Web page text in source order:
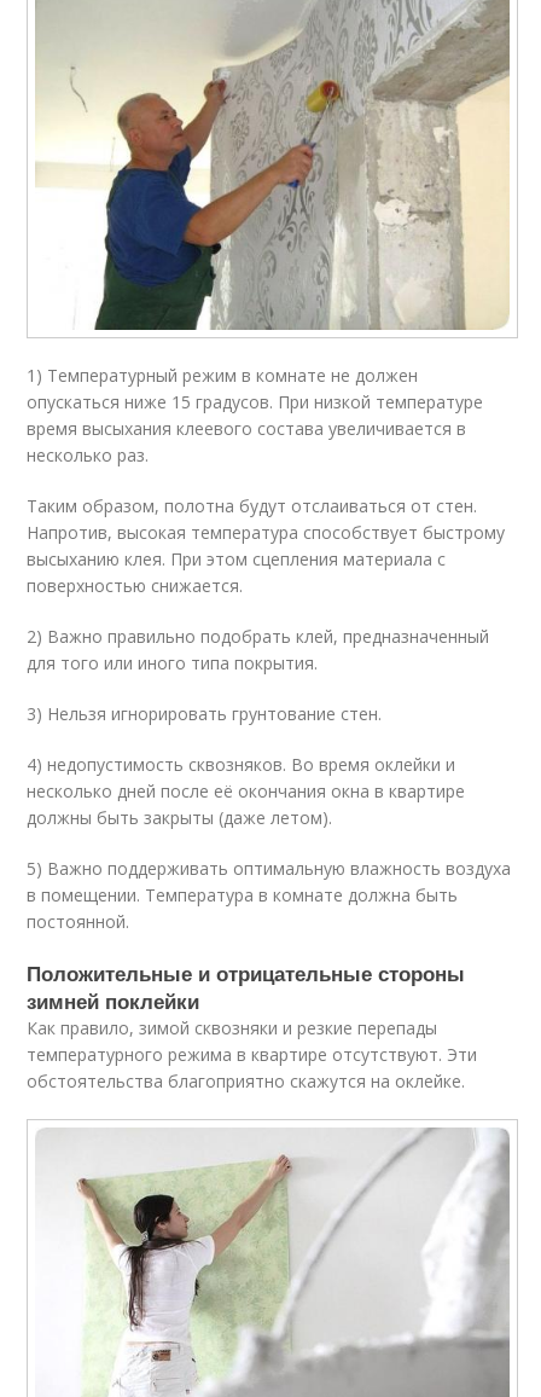
1) Температурный режим в комнате не должен
опускаться ниже 15 градусов. При низкой температуре
время высыхания клеевого состава увеличивается в
несколько раз.
Таким образом, полотна будут отслаиваться от стен.
Напротив, высокая температура способствует быстрому
высыханию клея. При этом сцепления материала с
поверхностью снижается.
2) Важно правильно подобрать клей, предназначенный
для того или иного типа покрытия.
3) Нельзя игнорировать грунтование стен.
4) недопустимость сквозняков. Во время оклейки и
несколько дней после её окончания окна в квартире
должны быть закрыты (даже летом).
5) Важно поддерживать оптимальную влажность воздуха
в помещении. Температура в комнате должна быть
постоянной.
Положительные и отрицательные стороны
зимней поклейки
Как правило, зимой сквозняки и резкие перепады
температурного режима в квартире отсутствуют. Эти
обстоятельства благоприятно скажутся на оклейке.